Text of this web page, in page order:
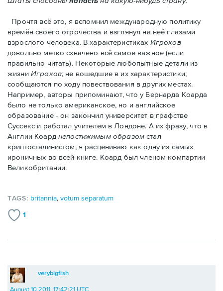
Прочтя всё это, я вспомнил международную политику
времён своего отрочества и взглянул на неё глазами
взрослого человека. В характеристиках Игроков
довольно метко схвачено всё самое важное (если
правильно читать). Некоторые любопытные детали из
жизни Игроков, не вошедшие в их характеристики,
сообщаются по ходу повествования в других местах.
Например, авторы припоминают, что у Бернарда Коарда
было не только американское, но и английское
образование - он закончил университет в графстве
Суссекс и работал учителем в Лондоне. А их фразу, что в
Англии Коард непостижимым образомстал
криптосталинистом, я расцениваю как одну из самых
ироничных во всей книге. Коард был членом компартии
Великобритании.
TAGS: britannia,votum separatum
1
verybigfish
August 10 2011, 17:42:21 UTC